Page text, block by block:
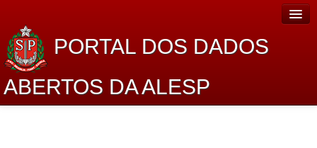
PORTAL DOS DADOS
ABERTOS DA ALESP